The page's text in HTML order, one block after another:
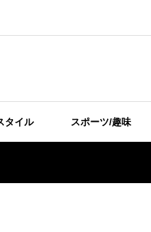
タイル スポーツ/趣味